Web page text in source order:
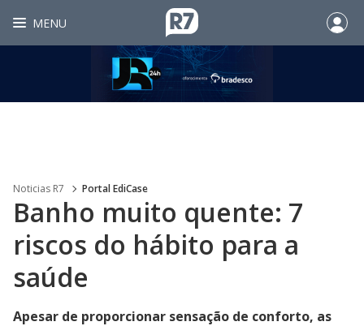
MENU
Noticias R7 Portal EdiCase
Banho muito quente: 7
riscos do hábito para a
saúde
Apesar de proporcionar sensação de conforto, as